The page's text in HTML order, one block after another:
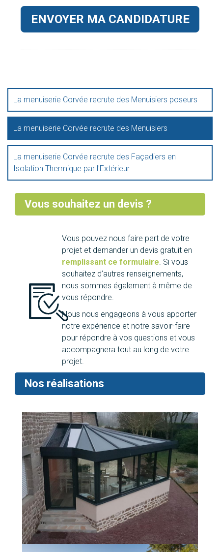
La menuiserie Corvée recrute des Menuisiers poseurs
La menuiserie Corvée recrute des Menuisiers
La menuiserie Corvée recrute des Façadiers en
Isolation Thermique par l'Extérieur
Vous souhaitez un devis ?
Vous pouvez nous faire part de votre
projet et demander un devis gratuit en
remplissant ce formulaire . Si vous
souhaitez d’autres renseignements,
nous sommes également à même de
vous répondre.
Nous nous engageons à vous apporter
notre expérience et notre savoir-faire
pour répondre à vos questions et vous
accompagnera tout au long de votre
projet.
Nos réalisations